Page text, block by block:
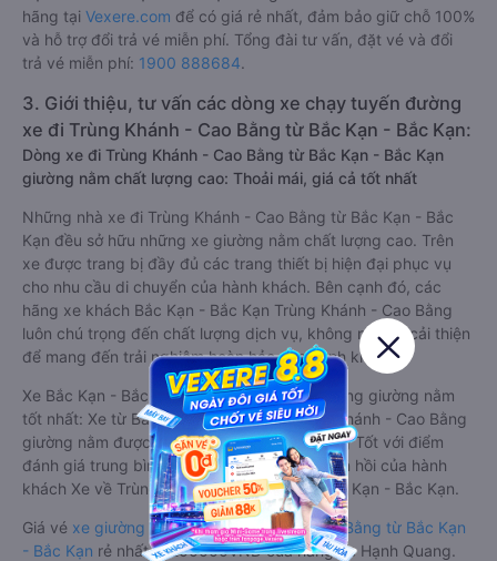
hãng tại Vexere.com để có giá rẻ nhất, đảm bảo giữ chỗ 100%
và hỗ trợ đổi trả vé miễn phí. Tổng đài tư vấn, đặt vé và đổi
trả vé miễn phí: 1900 888684.
3. Giới thiệu, tư vấn các dòng xe chạy tuyến đường
xe đi Trùng Khánh - Cao Bằng từ Bắc Kạn - Bắc Kạn:
Dòng xe đi Trùng Khánh - Cao Bằng từ Bắc Kạn - Bắc Kạn
giường nằm chất lượng cao: Thoải mái, giá cả tốt nhất
Những nhà xe đi Trùng Khánh - Cao Bằng từ Bắc Kạn - Bắc
Kạn đều sở hữu những xe giường nằm chất lượng cao. Trên
xe được trang bị đầy đủ các trang thiết bị hiện đại phục vụ
cho nhu cầu di chuyển của hành khách. Bên cạnh đó, các
hãng xe khách Bắc Kạn - Bắc Kạn Trùng Khánh - Cao Bằng
luôn chú trọng đến chất lượng dịch vụ, không ngừng cải thiện
để mang đến trải nghiệm hoàn hảo cho hành khách.
Xe Bắc Kạn - Bắc Kạn Trùng Khánh - Cao Bằng giường nằm
tốt nhất: Xe từ Bắc Kạn - Bắc Kạn đi Trùng Khánh - Cao Bằng
giường nằm được đánh giá chung chất lượng Tốt với điểm
đánh giá trung bình từ 4.5/5 dựa trên 6 phản hồi của hành
khách Xe về Trùng Khánh - Cao Bằng từ Bắc Kạn - Bắc Kạn.
Giá vé xe giường nằm đi Trùng Khánh - Cao Bằng từ Bắc Kạn
- Bắc Kạn rẻ nhất là 200000VND của hãng xe Hạnh Quang.